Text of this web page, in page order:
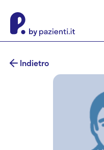
Indietro